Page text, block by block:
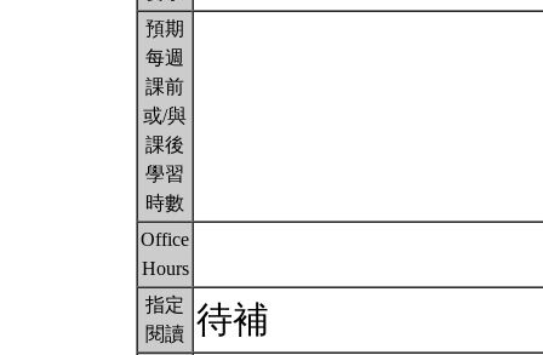
預期
每週
課前
或/與
課後
學習
時數
Office
Hours
指定
閱讀 待補